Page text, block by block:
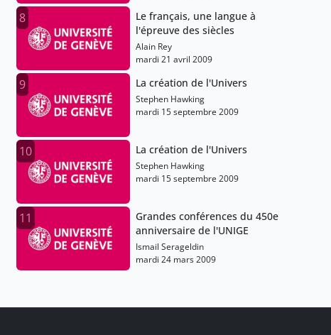
8
Le français, une langue à
l'épreuve des siècles
Alain Rey
mardi 21 avril 2009
9 La création de l'Univers
Stephen Hawking
mardi 15 septembre 2009
10 La création de l'Univers
Stephen Hawking
mardi 15 septembre 2009
11
Grandes conférences du 450e
anniversaire de l'UNIGE
Ismail Serageldin
mardi 24 mars 2009